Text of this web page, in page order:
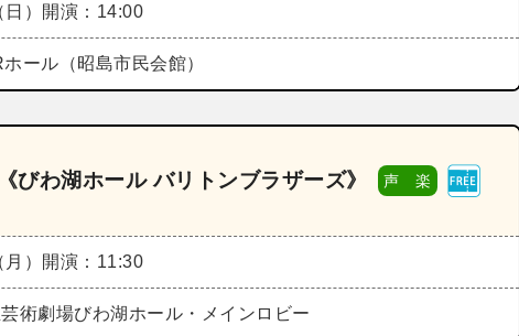
） 開演：14:00
ール（昭島市民会館）
びわ湖ホール バリトンブラザーズ》 声 楽
） 開演：11:30
術劇場びわ湖ホール・メインロビー